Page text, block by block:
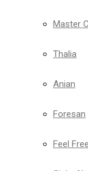
Master
Thalia
Anian
Foresan
Feel Free